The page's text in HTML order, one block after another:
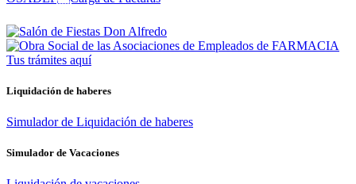
Tus trámites aquí
Liquidación de haberes
Simulador de Liquidación de haberes
Simulador de Vacaciones